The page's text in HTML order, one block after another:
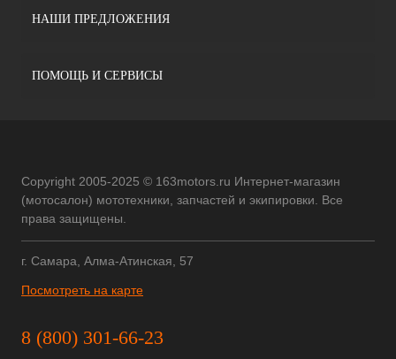
НАШИ ПРЕДЛОЖЕНИЯ
ПОМОЩЬ И СЕРВИСЫ
Copyright 2005-2025 © 163motors.ru Интернет-магазин
(мотосалон) мототехники, запчастей и экипировки. Все
права защищены.
г. Самара, Алма-Атинская, 57
Посмотреть на карте
8 (800) 301-66-23